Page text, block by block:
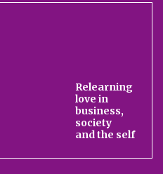
Relearning
love in
business,
society
and the self